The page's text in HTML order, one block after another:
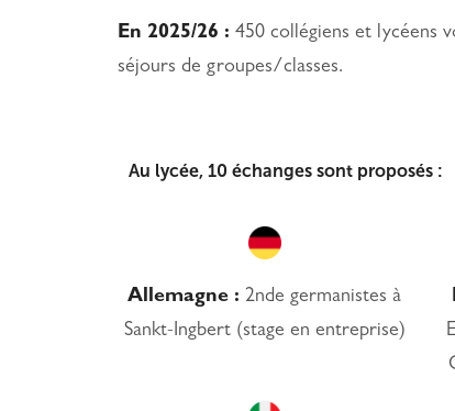
En 2025/26 : 450 collégiens et lycéens
séjours de groupes/classes.
Au lycée, 10 échanges sont proposés :
Allemagne : 2nde germanistes à
Sankt-Ingbert (stage en entreprise)